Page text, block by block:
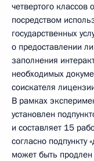
четвертого классов
посредством
государственных
о предоставлении
заполнения
необходимых
соискателя
В рамках
установлен
и составляет 15
согласно
может быть